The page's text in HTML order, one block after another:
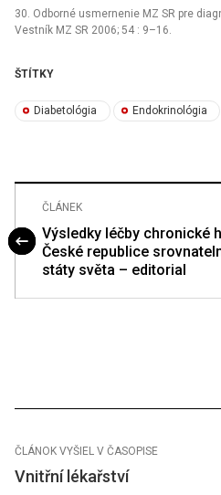
30. Odborné usmernenie MZ SR pre
Vestník MZ SR 2006; 54 : 9–16.
ŠTÍTKY
Diabetológia Endokrinológia
ČLÁNEK
Výsledky léčby chronické
České republice
státy světa – editorial
ČLÁNOK VYŠIEL V ČASOPISE
Vnitřní lékařství